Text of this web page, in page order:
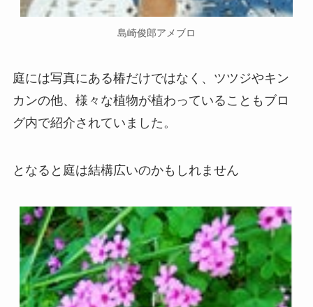
島崎俊郎アメブロ
庭には写真にある椿だけではなく、ツツジやキン
カンの他、様々な植物が植わっていることもブロ
グ内で紹介されていました。
となると庭は結構広いのかもしれません